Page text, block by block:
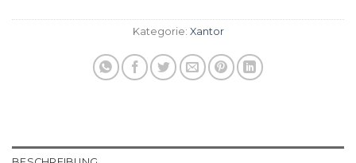
Kategorie: Xantor